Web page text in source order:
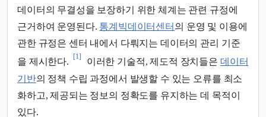
데이터의 무결성을 보장하기 위한 체계는 관련 규정에
근거하여 운영된다. 통계빅데이터센터 의 운영 및 이용에
관한 규정은 센터 내에서 다뤄지는 데이터의 관리 기준
을 제시한다.
[1]
이러한 기술적, 제도적 장치들은 데이터
기반의 정책 수립 과정에서 발생할 수 있는 오류를 최소
화하고, 제공되는 정보의 정확도를 유지하는 데 목적이
있다.